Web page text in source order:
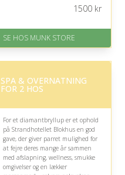
På lager
Levering: 1-2 dages levering
på 4.7 ud af 5
1500kr
SE HOS MUNK STORE
SPA & OVERNATNING
FOR 2 HOS
For et diamantbryllup er et ophold
på Strandhotellet Blokhus en god
gave, der giver parret mulighed for
at fejre deres mange år sammen
med afslapning, wellness, smukke
omgivelser og en lækker